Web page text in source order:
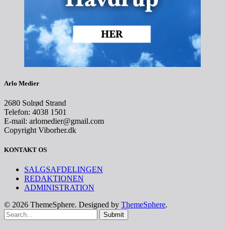
Arlo Medier
2680 Solrød Strand
Telefon: 4038 1501
E-mail: arlomedier@gmail.com
Copyright Viborher.dk
KONTAKT OS
SALGSAFDELINGEN
REDAKTIONEN
ADMINISTRATION
© 2026 ThemeSphere. Designed by ThemeSphere.
Submit